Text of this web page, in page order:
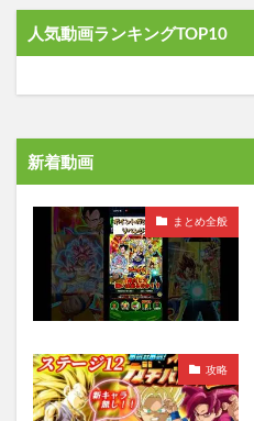
人気動画ランキングTOP10
新着動画
まとめ全般
攻略